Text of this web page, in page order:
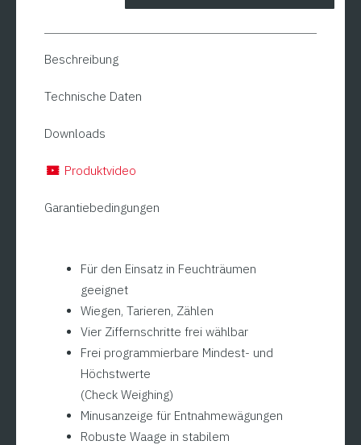
Menge
Beschreibung
Technische Daten
Downloads
Produktvideo
Garantiebedingungen
Für den Einsatz in Feuchträumen
geeignet
Wiegen, Tarieren, Zählen
Vier Ziffernschritte frei wählbar
Frei programmierbare Mindest- und
Höchstwerte
(Check Weighing)
Minusanzeige für Entnahmewägungen
Robuste Waage in stabilem